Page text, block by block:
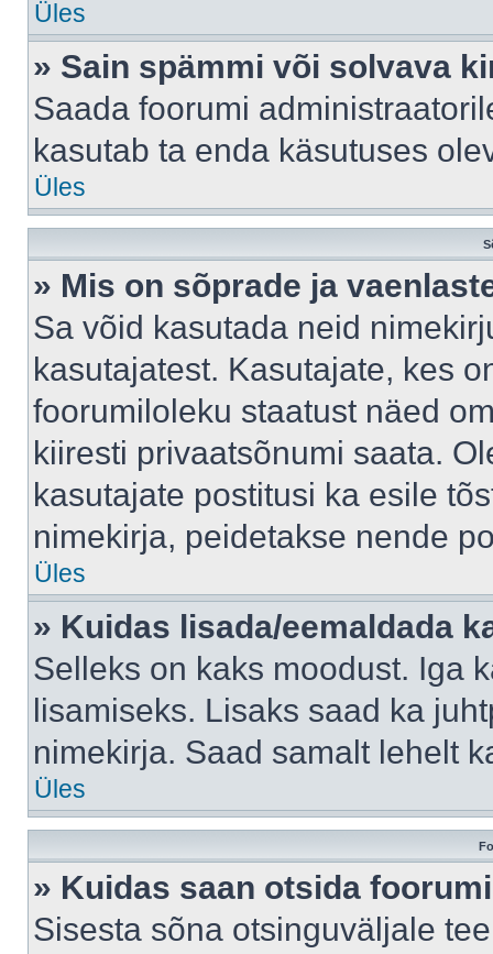
Üles
» Sain spämmi või solvava
Saada foorumi
kasutab ta enda käsutuses
Üles
» Mis on sõprade ja
Sa võid kasutada neid
kasutajatest. Kasutajate, kes
foorumiloleku staatust näed
kiiresti privaatsõnumi saata.
kasutajate postitusi ka esile
nimekirja, peidetakse nende
Üles
» Kuidas lisada/eemaldada
Selleks on kaks moodust. Iga
lisamiseks. Lisaks saad ka
nimekirja. Saad samalt lehelt
Üles
» Kuidas saan otsida
Sisesta sõna otsinguväljale